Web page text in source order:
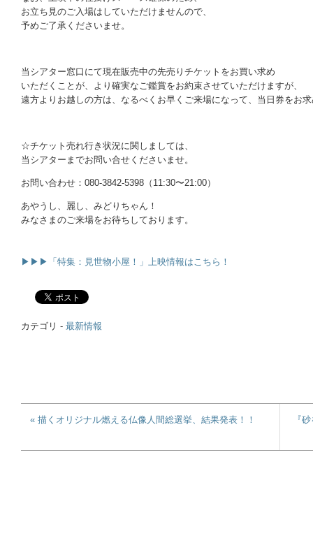
お立ち見のご入場はしていただけませんので、
予めご了承くださいませ。
当シアター窓口にて現在販売中の先売りチケットをお買い求め
いただくことが、より確実なご鑑賞をお約束させていただけますが、
遠方よりお越しの方は、なるべくお早くご来場になって、当日券をお
☆チケット売れ行き状況に関しましては、
当シアターまでお問い合せくださいませ。
お問い合わせ：080-3842-5398（11:30〜21:00）
あやうし、麗し、みどりちゃん！
みなさまのご来場をお待ちしております。
▶▶▶「特集：見世物小屋！」上映情報はこちら！
カテゴリ - 最新情報
« 描くオリジナル燃える仏像人間総選挙、結果発表！！ 『